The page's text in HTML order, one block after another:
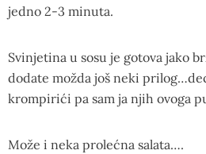
jedno 2-3 minuta.
Svinjetina u sosu je gotova jako
dodate možda još neki
krompirići pa sam ja njih ovoga
Može i neka prolećna salata….